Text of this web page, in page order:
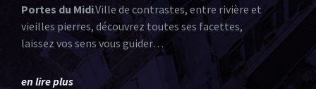
Portes du Midi.Ville de contrastes, entre rivière et
vieilles pierres, découvrez toutes ses facettes,
laissez vos sens vous guider…
en lire plus